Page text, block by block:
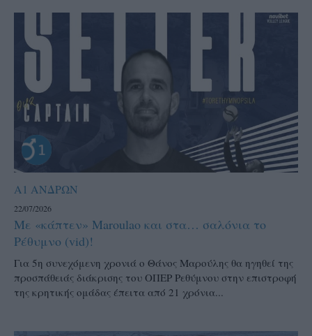
Α1 ΑΝΔΡΩΝ
22/07/2026
Με «κάπτεν» Maroulao και στα… σαλόνια το
Ρέθυμνο (vid)!
Για 5η συνεχόμενη χρονιά ο Θάνος Μαρούλης θα ηγηθεί της
προσπάθειάς διάκρισης του ΟΠΕΡ Ρεθύμνου στην επιστροφή
της κρητικής ομάδας έπειτα από 21 χρόνια...